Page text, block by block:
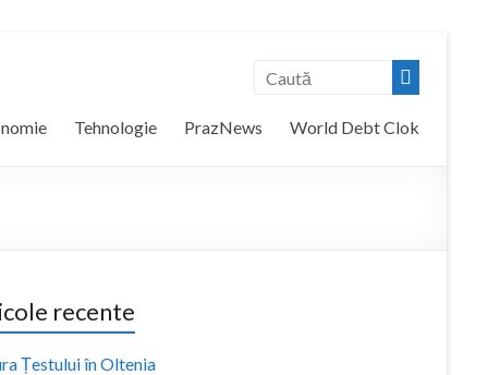
Tehnologie PrazNews World Debt Clok
recente
Țestului în Oltenia